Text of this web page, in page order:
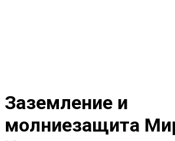
Заземление и
молниезащита